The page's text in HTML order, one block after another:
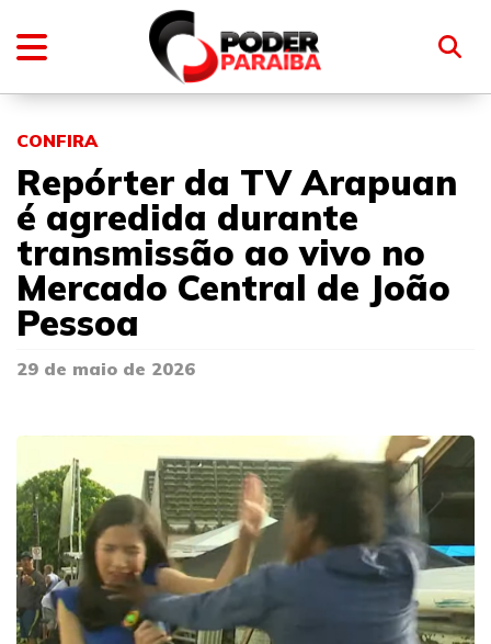
CONFIRA
Repórter da TV Arapuan
é agredida durante
transmissão ao vivo no
Mercado Central de João
Pessoa
29 de maio de 2026